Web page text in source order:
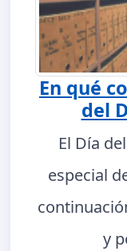
En qué
del
El Día
especial
y